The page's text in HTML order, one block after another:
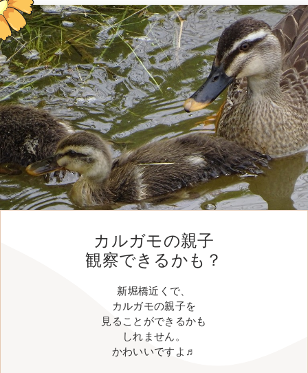
カルガモの親子
観察できるかも？
新堀橋近くで、
カルガモの親子を
見ることができるかも
しれません。
かわいいですよ♬